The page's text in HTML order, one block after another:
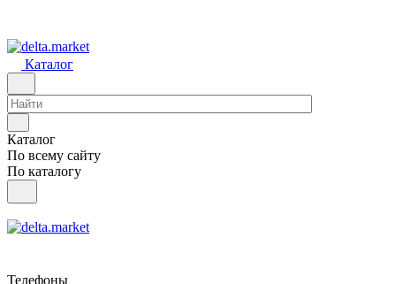
Каталог
Каталог
По всему сайту
По каталогу
Телефоны